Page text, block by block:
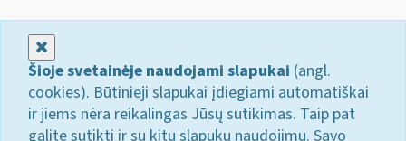
Šioje svetainėje naudojami slapukai (angl.
cookies). Būtinieji slapukai įdiegiami automatiškai
ir jiems nėra reikalingas Jūsų sutikimas. Taip pat
galite sutikti ir su kitų slapukų naudojimu. Savo